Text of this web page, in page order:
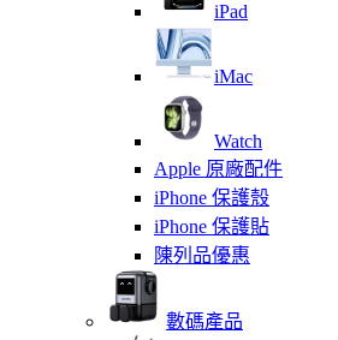
iPad
iMac
Watch
Apple 原廠配件
iPhone 保護殼
iPhone 保護貼
陳列品優惠
數碼產品